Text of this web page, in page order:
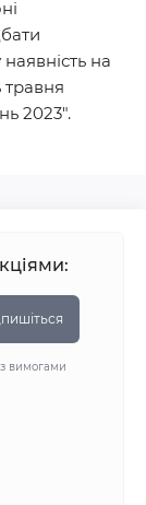
на
травня
2023".
з вимогами